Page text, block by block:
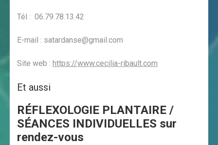
Tél : 06.79.78.13.42
E-mail : satardanse@gmail.com
Site web : https://www.cecilia-ribault.com
Et aussi
RÉFLEXOLOGIE PLANTAIRE /
SÉANCES INDIVIDUELLES sur
rendez-vous